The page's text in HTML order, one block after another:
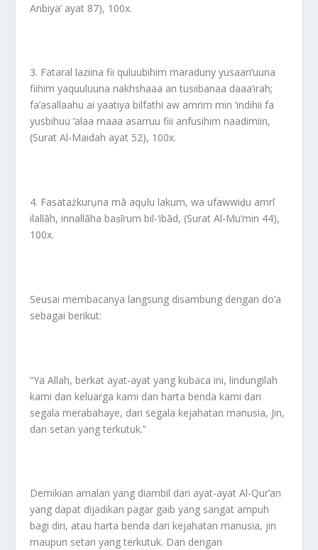
Anbiya’ ayat 87), 100x.
3. Fataral laziina fii quluubihim maraduny yusaari’uuna
fiihim yaquuluuna nakhshaaa an tusiibanaa daaa’irah;
fa’asallaahu ai yaatiya bilfathi aw amrim min ‘indihii fa
yusbihuu ‘alaa maaa asarruu fiii anfusihim naadimiin,
(Surat Al-Maidah ayat 52), 100x.
4. Fasatażkurụna mā aqụlu lakum, wa ufawwiḍu amrī
ilallāh, innallāha baṣīrum bil-‘ibād, (Surat Al-Mu’min 44),
100x.
Seusai membacanya langsung disambung dengan do’a
sebagai berikut:
“Ya Allah, berkat ayat-ayat yang kubaca ini, lindungilah
kami dan keluarga kami dan harta benda kami dari
segala merabahaye, dari segala kejahatan manusia, Jin,
dan setan yang terkutuk.”
Demikian amalan yang diambil dari ayat-ayat Al-Qur’an
yang dapat dijadikan pagar gaib yang sangat ampuh
bagi diri, atau harta benda dari kejahatan manusia, jin
maupun setan yang terkutuk. Dan dengan